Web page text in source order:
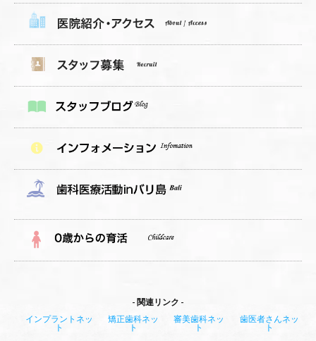
関連リンク
インプラントネッ
ト
矯正歯科ネッ
ト
審美歯科ネッ
ト
歯医者さんネッ
ト